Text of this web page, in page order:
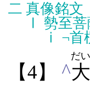
二 真像銘文
Ⅰ
勢至菩
ⅰ
¬首
【4】 ^大
だい